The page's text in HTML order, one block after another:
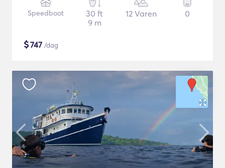
Speedboot
30 ft
9 m
12 Varen 0
$747 /dag